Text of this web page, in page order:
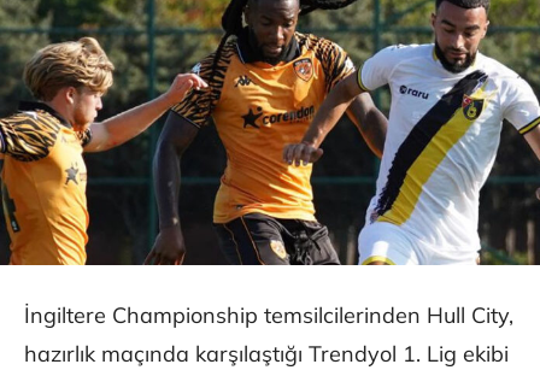
İngiltere Championship temsilcilerinden Hull City,
hazırlık maçında karşılaştığı Trendyol 1. Lig ekibi